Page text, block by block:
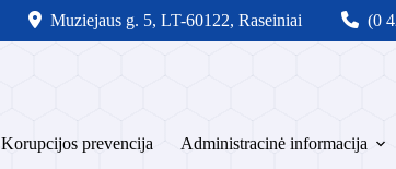
Muziejaus g. 5, LT-60122, Raseiniai (0
Korupcijos prevencija Administracinė informacija